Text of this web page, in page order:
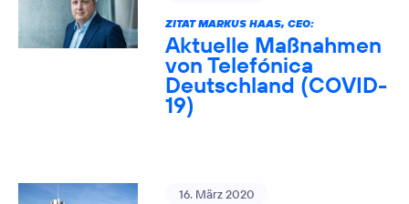
ZITAT MARKUS HAAS, CEO:
Aktuelle Maßnahmen
von Telefónica
Deutschland (COVID-
19)
16. März 2020